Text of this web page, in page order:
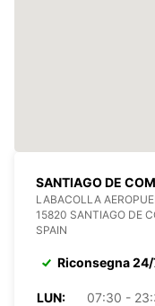
SANTIAGO DE
LABACOLLA
15820 SANTIAGO DE
SPAIN
Riconsegna
LUN:
07:30 -